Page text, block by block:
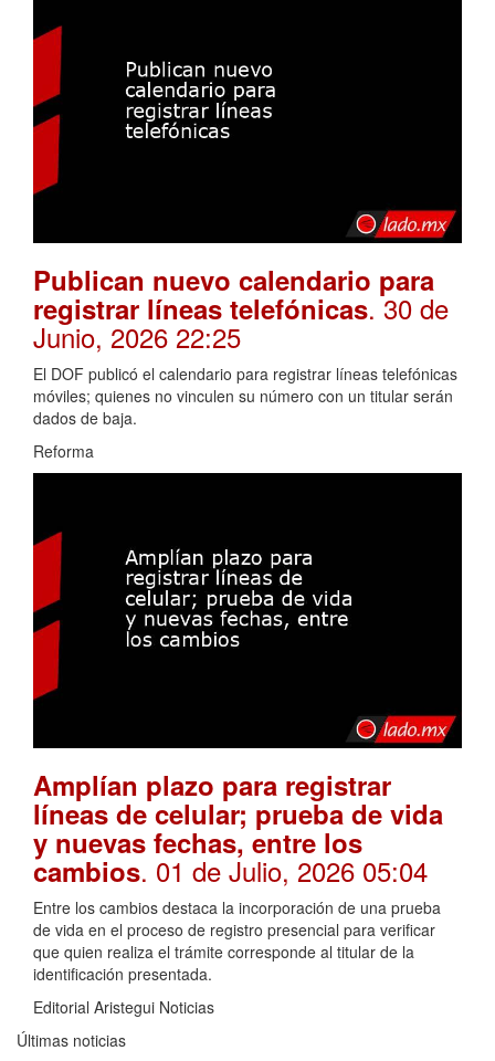
Publican nuevo calendario para
registrar líneas telefónicas. 30 de
Junio, 2026 22:25
El DOF publicó el calendario para registrar líneas telefónicas
móviles; quienes no vinculen su número con un titular serán
dados de baja.
Reforma
Amplían plazo para registrar
líneas de celular; prueba de vida
y nuevas fechas, entre los
cambios. 01 de Julio, 2026 05:04
Entre los cambios destaca la incorporación de una prueba
de vida en el proceso de registro presencial para verificar
que quien realiza el trámite corresponde al titular de la
identificación presentada.
Editorial Aristegui Noticias
Últimas noticias